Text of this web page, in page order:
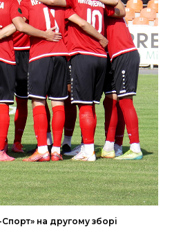
Спорт» на другому зборі